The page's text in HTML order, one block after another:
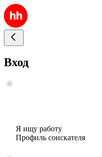
Вход
Я ищу работу
Профиль соискателя